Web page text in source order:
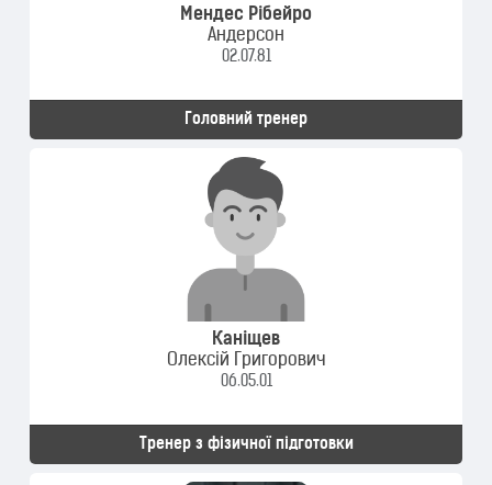
Мендес Рібейро
Андерсон
02.07.81
Головний тренер
Каніщев
Олексій Григорович
06.05.01
Тренер з фізичної підготовки